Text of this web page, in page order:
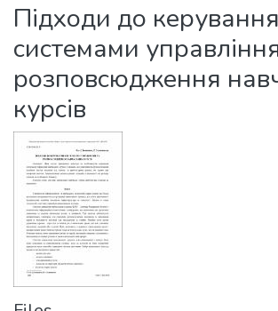
Підходи до керування
системами
розповсюдження
курсів